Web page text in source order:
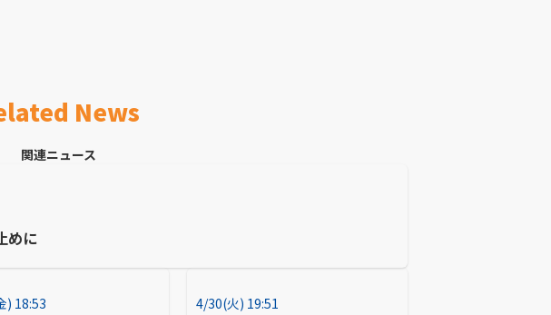
News
関連ニュース
めに
) 18:53 4/30(火) 19:51